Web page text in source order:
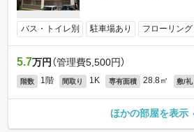
バス・トイレ別 駐車場あり フローリング
5.7万円 （管理費5,500円）
階数 1階 間取り 1K 専有面積 28.8㎡ 敷/礼
ほかの部屋を表示